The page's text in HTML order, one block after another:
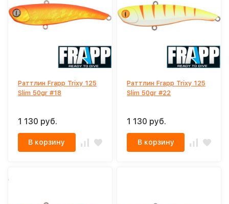
Раттлин Frapp Trixy 125
Slim 50gr #18
1 130 руб.
В корзину
Раттлин Frapp Trixy 125
Slim 50gr #22
1 130 руб.
В корзину